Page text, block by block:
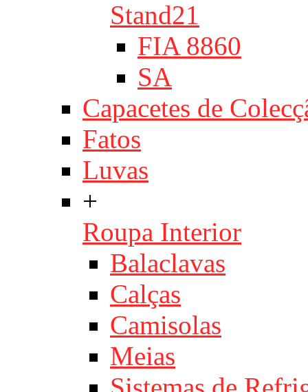
Stand21
FIA 8860
SA
Capacetes de
Fatos
Luvas
+
Roupa Interior
Balaclavas
Calças
Camisolas
Meias